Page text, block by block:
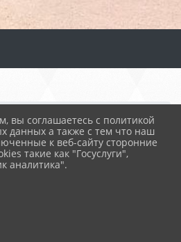
Новости
«Б...
МКЦ «БУХТА КАЗАЧЬЯ»
вы соглашаетесь с политикой
данных а также с тем что наш
к веб-сайту сторонние
такие как "Госуслуги",
аналитика".